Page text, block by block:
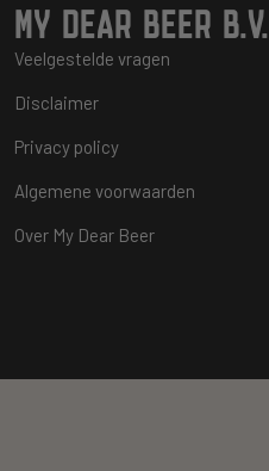
MY DEAR BEER B.V.
Veelgestelde vragen
Disclaimer
Privacy policy
Algemene voorwaarden
Over My Dear Beer